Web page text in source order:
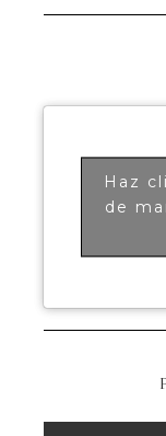
Haz
de